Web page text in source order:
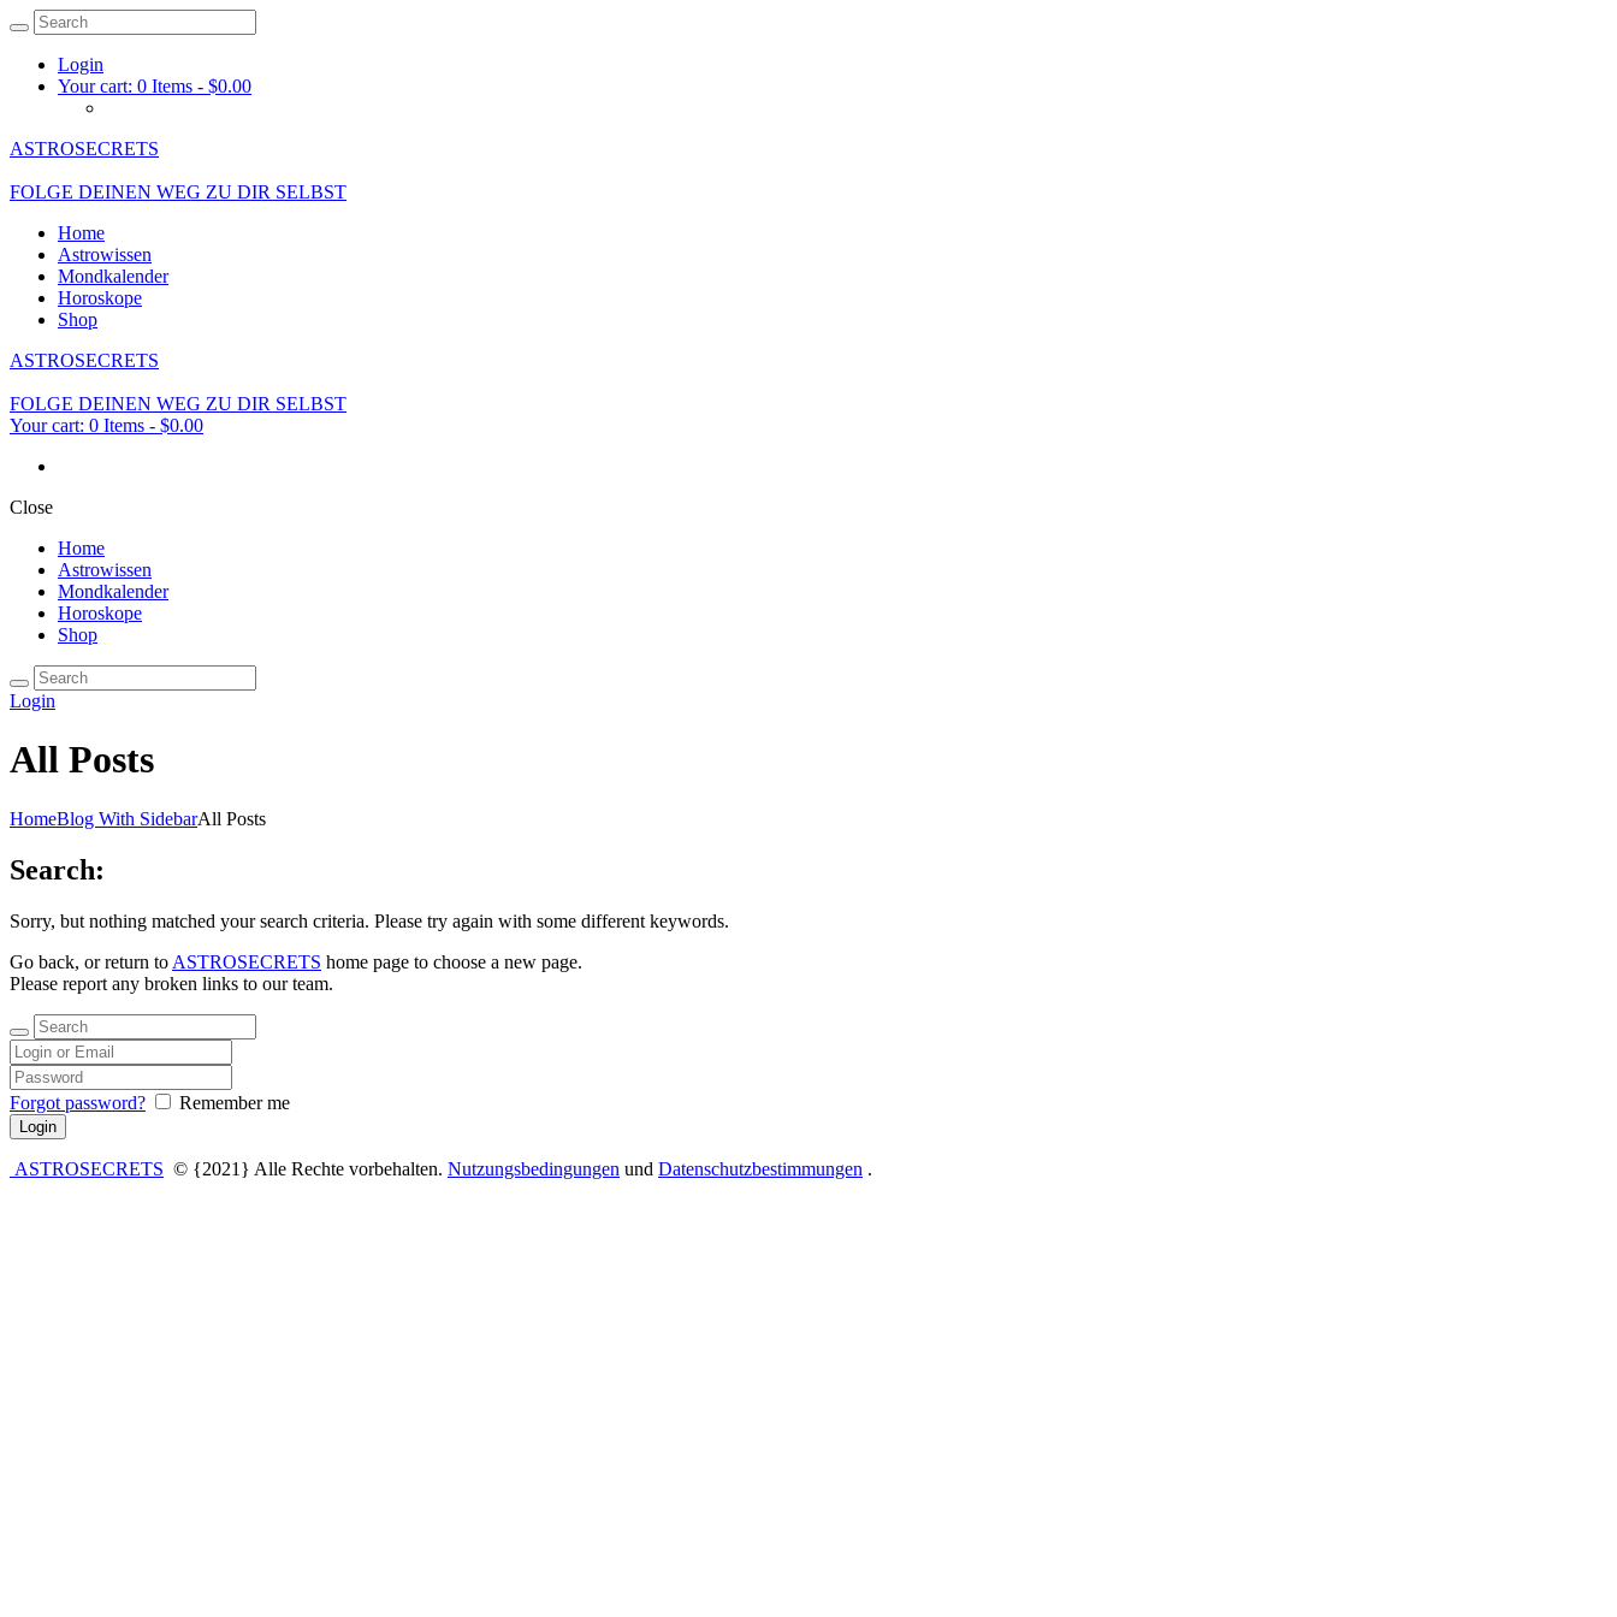
Login
Your cart: 0 Items - $0.00
ASTROSECRETS
FOLGE DEINEN WEG ZU DIR SELBST
Home
Astrowissen
Mondkalender
Horoskope
Shop
ASTROSECRETS
FOLGE DEINEN WEG ZU DIR SELBST
Your cart: 0 Items - $0.00
Close
Home
Astrowissen
Mondkalender
Horoskope
Shop
Login
All Posts
HomeBlog With SidebarAll Posts
Search:
Sorry, but nothing matched your search criteria. Please try again with some different keywords.
Go back, or return to ASTROSECRETS home page to choose a new page.
Please report any broken links to our team.
Forgot password? Remember me
ASTROSECRETS © {2021} Alle Rechte vorbehalten. Nutzungsbedingungen und Datenschutzbestimmungen .